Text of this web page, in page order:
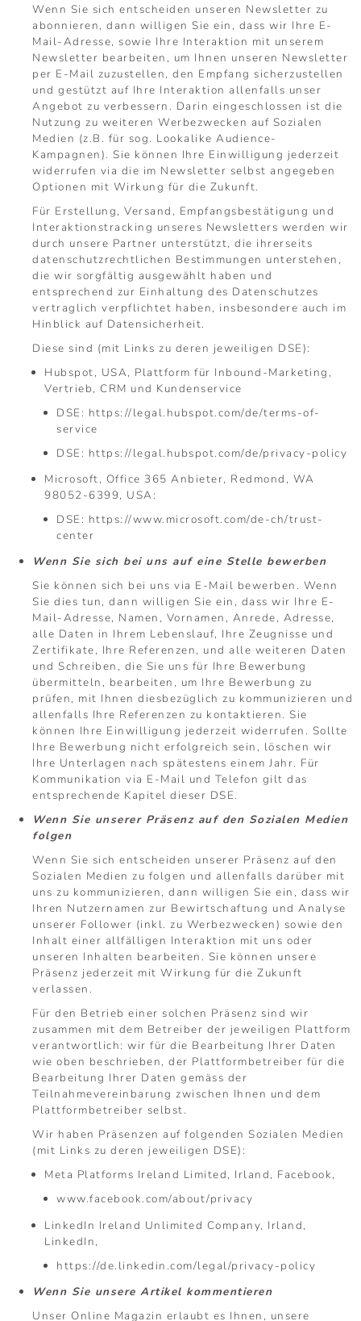
Wenn Sie sich entscheiden unseren Newsletter zu
abonnieren, dann willigen Sie ein, dass wir Ihre E-
Mail-Adresse, sowie Ihre Interaktion mit unserem
Newsletter bearbeiten, um Ihnen unseren Newsletter
per E-Mail zuzustellen, den Empfang sicherzustellen
und gestützt auf Ihre Interaktion allenfalls unser
Angebot zu verbessern. Darin eingeschlossen ist die
Nutzung zu weiteren Werbezwecken auf Sozialen
Medien (z.B. für sog. Lookalike Audience-
Kampagnen). Sie können Ihre Einwilligung jederzeit
widerrufen via die im Newsletter selbst angegeben
Optionen mit Wirkung für die Zukunft.
Für Erstellung, Versand, Empfangsbestätigung und
Interaktionstracking unseres Newsletters werden wir
durch unsere Partner unterstützt, die ihrerseits
datenschutzrechtlichen Bestimmungen unterstehen,
die wir sorgfältig ausgewählt haben und
entsprechend zur Einhaltung des Datenschutzes
vertraglich verpflichtet haben, insbesondere auch im
Hinblick auf Datensicherheit.
Diese sind (mit Links zu deren jeweiligen DSE):
Hubspot, USA, Plattform für Inbound-Marketing,
Vertrieb, CRM und Kundenservice
DSE: https://legal.hubspot.com/de/terms-of-
service
DSE: https://legal.hubspot.com/de/privacy-policy
Microsoft, Office 365 Anbieter, Redmond, WA
98052-6399, USA:
DSE: https://www.microsoft.com/de-ch/trust-
center
Wenn Sie sich bei uns auf eine Stelle bewerben
Sie können sich bei uns via E-Mail bewerben. Wenn
Sie dies tun, dann willigen Sie ein, dass wir Ihre E-
Mail-Adresse, Namen, Vornamen, Anrede, Adresse,
alle Daten in Ihrem Lebenslauf, Ihre Zeugnisse und
Zertifikate, Ihre Referenzen, und alle weiteren Daten
und Schreiben, die Sie uns für Ihre Bewerbung
übermitteln, bearbeiten, um Ihre Bewerbung zu
prüfen, mit Ihnen diesbezüglich zu kommunizieren und
allenfalls Ihre Referenzen zu kontaktieren. Sie
können Ihre Einwilligung jederzeit widerrufen. Sollte
Ihre Bewerbung nicht erfolgreich sein, löschen wir
Ihre Unterlagen nach spätestens einem Jahr. Für
Kommunikation via E-Mail und Telefon gilt das
entsprechende Kapitel dieser DSE.
Wenn Sie unserer Präsenz auf den Sozialen Medien
folgen
Wenn Sie sich entscheiden unserer Präsenz auf den
Sozialen Medien zu folgen und allenfalls darüber mit
uns zu kommunizieren, dann willigen Sie ein, dass wir
Ihren Nutzernamen zur Bewirtschaftung und Analyse
unserer Follower (inkl. zu Werbezwecken) sowie den
Inhalt einer allfälligen Interaktion mit uns oder
unseren Inhalten bearbeiten. Sie können unsere
Präsenz jederzeit mit Wirkung für die Zukunft
verlassen.
Für den Betrieb einer solchen Präsenz sind wir
zusammen mit dem Betreiber der jeweiligen Plattform
verantwortlich: wir für die Bearbeitung Ihrer Daten
wie oben beschrieben, der Plattformbetreiber für die
Bearbeitung Ihrer Daten gemäss der
Teilnahmevereinbarung zwischen Ihnen und dem
Plattformbetreiber selbst.
Wir haben Präsenzen auf folgenden Sozialen Medien
(mit Links zu deren jeweiligen DSE):
Meta Platforms Ireland Limited, Irland, Facebook,
www.facebook.com/about/privacy
LinkedIn Ireland Unlimited Company, Irland,
LinkedIn,
https://de.linkedin.com/legal/privacy-policy
Wenn Sie unsere Artikel kommentieren
Unser Online Magazin erlaubt es Ihnen, unsere